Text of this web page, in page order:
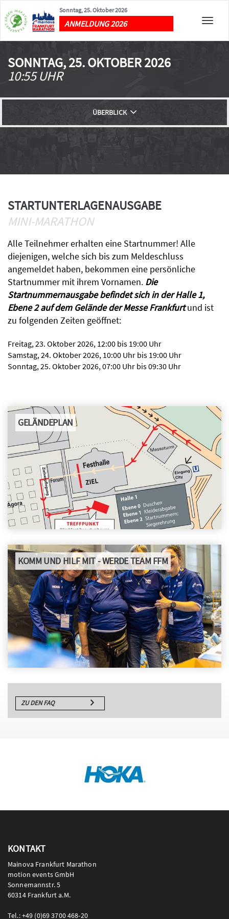
Toggle
Sonntag, 25. Oktober 2026
ANMELDUNG 2026
SONNTAG, 25. OKTOBER 2026
10:55 UHR
ÜBERBLICK
STARTERLISTE
STRECKE
TRAINING
STARTUNTERLAGENAUSGABE
MINI-MARATHON
Alle Teilnehmer erhalten eine Startnummer! Alle
diejenigen, welche sich bis zum Meldeschluss
angemeldet haben, bekommen eine persönliche
Startnummer mit ihrem Vornamen. Die
Startnummernausgabe befindet sich in der Halle 1,
Ebene 2 auf dem Gelände der Messe Frankfurtund ist
zu folgenden Zeiten geöffnet:
Freitag, 23. Oktober 2026, 12:00 bis 19:00 Uhr
Samstag, 24. Oktober 2026, 10:00 Uhr bis 19:00 Uhr
Sonntag, 25. Oktober 2026, 07:00 Uhr bis 09:30 Uhr
GELÄNDEPLAN
KOMM UND HILF MIT - WERDE TEAM FFM
ZU DEN FAQ
KONTAKT
Mainova Frankfurt Marathon
motion events GmbH
Sonnemannstr. 5
60314 Frankfurt a.M.
Tel.: +49 (0)69 3700 468-20